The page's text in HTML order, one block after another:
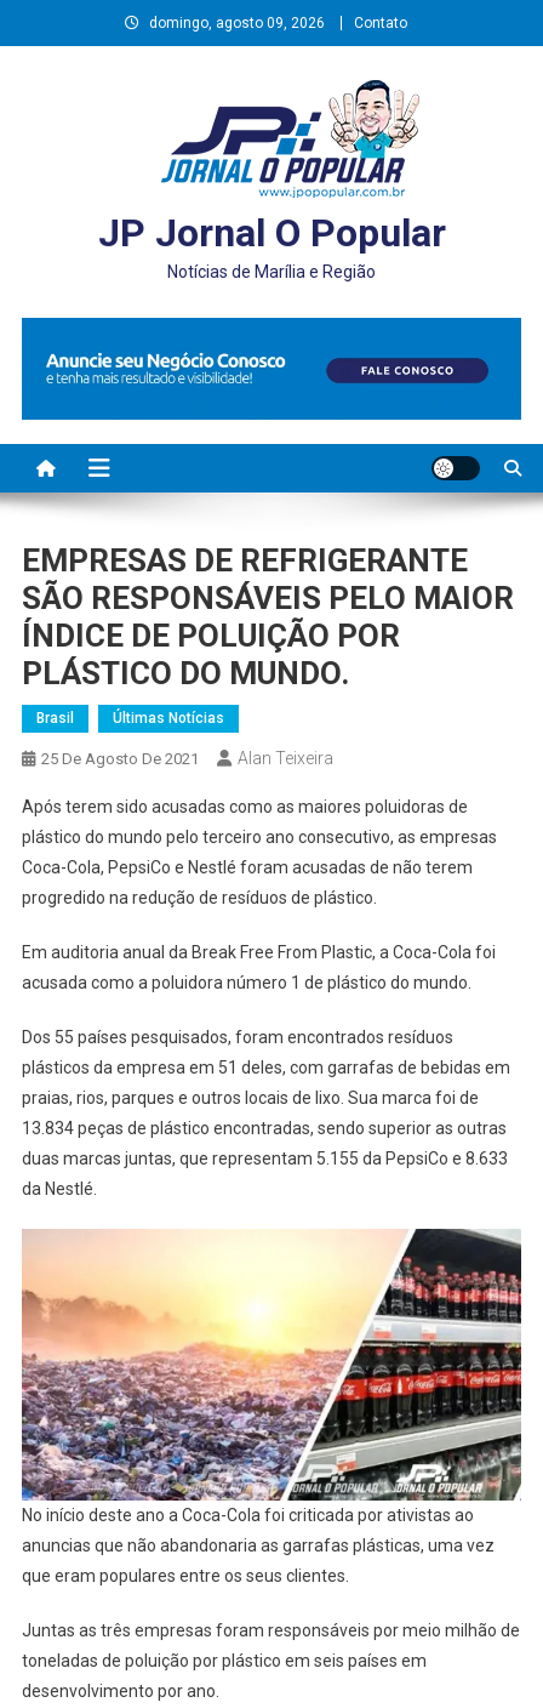
to
domingo, agosto 09, 2026 Contato
JP Jornal O Popular
Notícias de Marília e Região
EMPRESAS DE REFRIGERANTE
SÃO RESPONSÁVEIS PELO MAIOR
ÍNDICE DE POLUIÇÃO POR
PLÁSTICO DO MUNDO.
Brasil Últimas Notícias
25 De Agosto De 2021 Alan Teixeira
Após terem sido acusadas como as maiores poluidoras de
plástico do mundo pelo terceiro ano consecutivo, as empresas
Coca-Cola, PepsiCo e Nestlé foram acusadas de não terem
progredido na redução de resíduos de plástico.
Em auditoria anual da Break Free From Plastic, a Coca-Cola foi
acusada como a poluidora número 1 de plástico do mundo.
Dos 55 países pesquisados, foram encontrados resíduos
plásticos da empresa em 51 deles, com garrafas de bebidas em
praias, rios, parques e outros locais de lixo. Sua marca foi de
13.834 peças de plástico encontradas, sendo superior as outras
duas marcas juntas, que representam 5.155 da PepsiCo e 8.633
da Nestlé.
No início deste ano a Coca-Cola foi criticada por ativistas ao
anuncias que não abandonaria as garrafas plásticas, uma vez
que eram populares entre os seus clientes.
Juntas as três empresas foram responsáveis por meio milhão de
toneladas de poluição por plástico em seis países em
desenvolvimento por ano.